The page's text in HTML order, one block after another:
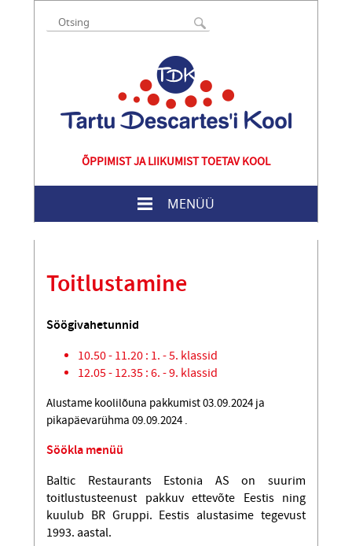
ÕPPIMIST JA LIIKUMIST TOETAV KOOL
MENÜÜ
Toitlustamine
Söögivahetunnid
10.50 - 11.20 : 1. - 5. klassid
12.05 - 12.35 : 6. - 9. klassid
Alustame koolilõuna pakkumist 03.09.2024 ja
pikapäevarühma 09.09.2024 .
Söökla menüü
Baltic Restaurants Estonia AS on suurim
toitlustusteenust pakkuv ettevõte Eestis ning
kuulub BR Gruppi. Eestis alustasime tegevust
1993. aastal.